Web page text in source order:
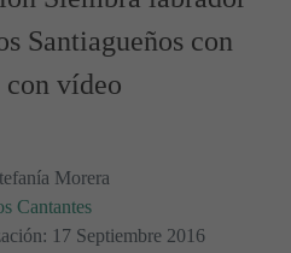
Santiagueños con
vídeo
Morera
Cantantes
17 Septiembre 2016